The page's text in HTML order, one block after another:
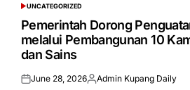
POSTED
IN
UNCATEGORIZED
Pemerintah Dorong
melalui Pembangunan 10
dan Sains
Posted
June 28, 2026Posted
Admin Kupang Daily